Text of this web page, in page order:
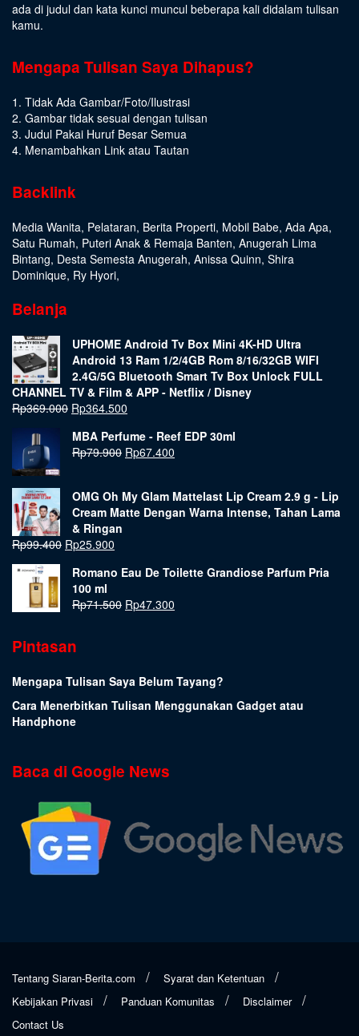
ada di judul dan kata kunci muncul beberapa kali didalam tulisan
kamu.
Mengapa Tulisan Saya Dihapus?
1. Tidak Ada Gambar/Foto/Ilustrasi
2. Gambar tidak sesuai dengan tulisan
3. Judul Pakai Huruf Besar Semua
4. Menambahkan Link atau Tautan
Backlink
Media Wanita, Pelataran, Berita Properti, Mobil Babe, Ada Apa,
Satu Rumah, Puteri Anak & Remaja Banten, Anugerah Lima
Bintang, Desta Semesta Anugerah, Anissa Quinn, Shira
Dominique, Ry Hyori,
Belanja
UPHOME Android Tv Box Mini 4K-HD Ultra
Android 13 Ram 1/2/4GB Rom 8/16/32GB WIFI
2.4G/5G Bluetooth Smart Tv Box Unlock FULL
CHANNEL TV & Film & APP - Netflix / Disney
Rp369.000 Rp364.500
MBA Perfume - Reef EDP 30ml
Rp79.900 Rp67.400
OMG Oh My Glam Mattelast Lip Cream 2.9 g - Lip
Cream Matte Dengan Warna Intense, Tahan Lama
& Ringan
Rp99.400 Rp25.900
Romano Eau De Toilette Grandiose Parfum Pria
100 ml
Rp71.500 Rp47.300
Pintasan
Mengapa Tulisan Saya Belum Tayang?
Cara Menerbitkan Tulisan Menggunakan Gadget atau
Handphone
Baca di Google News
Tentang Siaran-Berita.com
Syarat dan Ketentuan
Kebijakan Privasi
Panduan Komunitas
Disclaimer
Contact Us